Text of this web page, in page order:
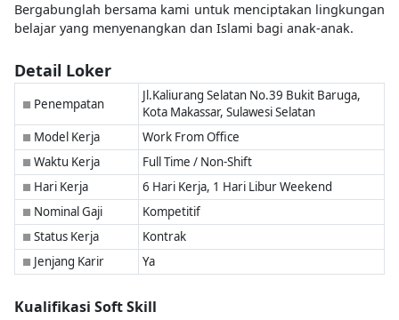
Bergabunglah bersama kami untuk menciptakan lingkungan
belajar yang menyenangkan dan Islami bagi anak-anak.
Detail Loker
■ Penempatan
Jl.Kaliurang Selatan No.39 Bukit Baruga,
Kota Makassar, Sulawesi Selatan
■ Model Kerja Work From Office
■ Waktu Kerja Full Time / Non-Shift
■ Hari Kerja 6 Hari Kerja, 1 Hari Libur Weekend
■ Nominal Gaji Kompetitif
■ Status Kerja Kontrak
■ Jenjang Karir Ya
Kualifikasi Soft Skill